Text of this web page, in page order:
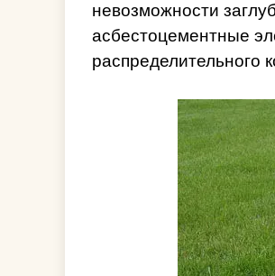
невозможности
асбестоцементные
распределительного